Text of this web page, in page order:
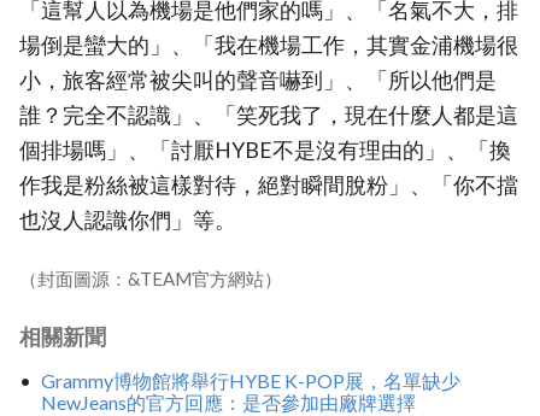
「這幫人以為機場是他們家的嗎」、「名氣不大，排
場倒是蠻大的」、「我在機場工作，其實金浦機場很
小，旅客經常被尖叫的聲音嚇到」、「所以他們是
誰？完全不認識」、「笑死我了，現在什麼人都是這
個排場嗎」、「討厭HYBE不是沒有理由的」、「換
作我是粉絲被這樣對待，絕對瞬間脫粉」、「你不擋
也沒人認識你們」等。
（封面圖源：&TEAM官方網站）
相關新聞
Grammy博物館將舉行HYBE K-POP展，名單缺少
NewJeans的官方回應：是否參加由廠牌選擇